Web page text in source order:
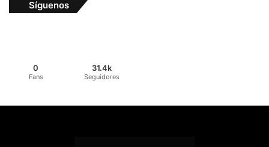
Síguenos
0
Fans
31.4k
Seguidores